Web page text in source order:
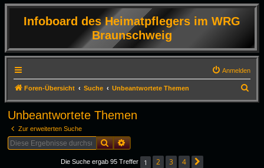
Infoboard des Heimatpflegers im WRG
Braunschweig
Anmelden
Foren-Übersicht Suche Unbeantwortete Themen
u
Unbeantwortete Themen
Zur erweiterten Suche
SucheErweiterte Suche
Die Suche ergab 95 Treffer 1 2 3 4